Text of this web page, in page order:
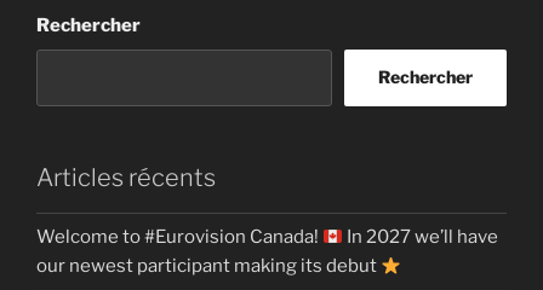
Rechercher
Rechercher
Articles récents
Welcome to #Eurovision Canada!
In 2027 we’ll have
our newest participant making its debut